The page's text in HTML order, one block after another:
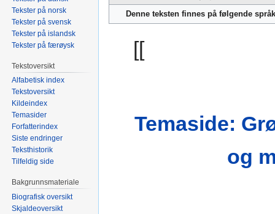
til
navigering
til
Denne teksten finnes på følgende
[[
Temaside:
og
Tekster på norsk
Tekster på svensk
Tekster på islandsk
Tekster på færøysk
Tekstoversikt
Alfabetisk index
Tekstoversikt
Kildeindex
Temasider
Forfatterindex
Siste endringer
Teksthistorik
Tilfeldig side
Bakgrunnsmateriale
Biografisk oversikt
Skjaldeoversikt